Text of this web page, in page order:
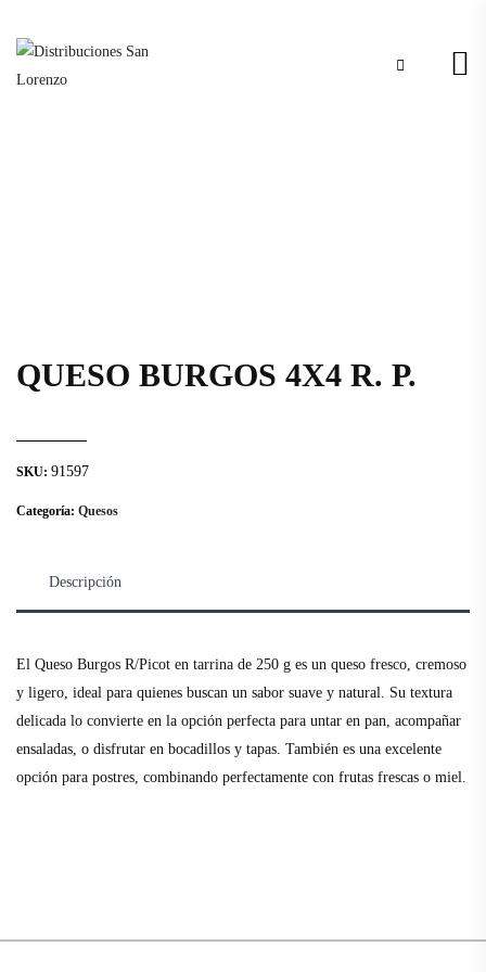
QUESO BURGOS 4X4 R. P.
SKU: 91597
Categoría: Quesos
Descripción
El Queso Burgos R/Picot en tarrina de 250 g es un queso fresco, cremoso
y ligero, ideal para quienes buscan un sabor suave y natural. Su textura
delicada lo convierte en la opción perfecta para untar en pan, acompañar
ensaladas, o disfrutar en bocadillos y tapas. También es una excelente
opción para postres, combinando perfectamente con frutas frescas o miel.